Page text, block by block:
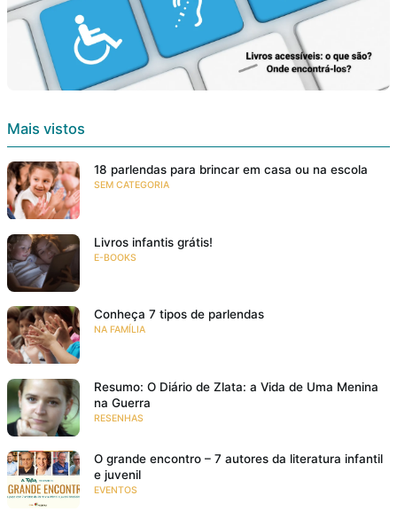
Mais vistos
18 parlendas para brincar em casa ou na escola
SEM CATEGORIA
Livros infantis grátis!
E-BOOKS
Conheça 7 tipos de parlendas
NA FAMÍLIA
Resumo: O Diário de Zlata: a Vida de Uma Menina
na Guerra
RESENHAS
O grande encontro – 7 autores da literatura infantil
e juvenil
EVENTOS